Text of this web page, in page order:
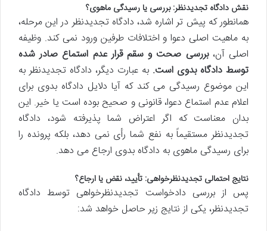
نقش دادگاه تجدیدنظر: بررسی یا رسیدگی ماهوی؟
همانطور که پیش تر اشاره شد، دادگاه تجدیدنظر در این مرحله،
به ماهیت اصلی دعوا و اختلافات طرفین ورود نمی کند. وظیفه
اصلی آن،بررسی صحت و سقم قرار عدم استماع صادر شده
توسط دادگاه بدوی است. به عبارت دیگر، دادگاه تجدیدنظر به
این موضوع رسیدگی می کند که آیا دلایل دادگاه بدوی برای
اعلام عدم استماع دعوا، قانونی و صحیح بوده است یا خیر. این
بدان معناست که اگر اعتراض شما پذیرفته شود، دادگاه
تجدیدنظر مستقیماً به نفع شما رأی نمی دهد، بلکه پرونده را
برای رسیدگی ماهوی به دادگاه بدوی ارجاع می دهد.
نتایج احتمالی تجدیدنظرخواهی: تأیید، نقض یا ارجاع؟
پس از بررسی دادخواست تجدیدنظرخواهی توسط دادگاه
تجدیدنظر، یکی از نتایج زیر حاصل خواهد شد: